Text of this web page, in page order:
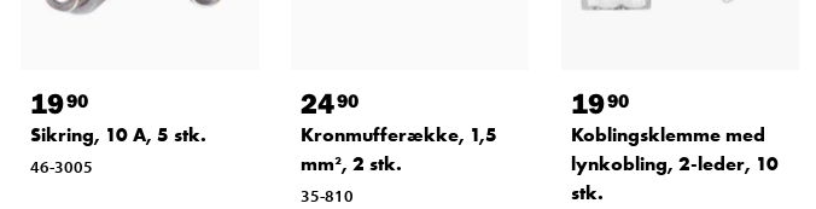
1990
Sikring, 10 A, 5 stk.
46-3005
2490
Kronmufferække, 1,5
mm², 2 stk.
35-810
1990
Koblingsklemme med
lynkobling, 2-leder, 10
stk.